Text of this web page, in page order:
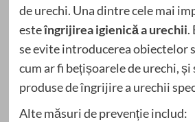
de urechi. Una dintre cele mai
esteîngrijirea igienică a urechii.
se evite introducerea obiectelor
cum ar fi bețișoarele de urechi, și
produse de îngrijire a urechii
Alte măsuri de prevenție includ: